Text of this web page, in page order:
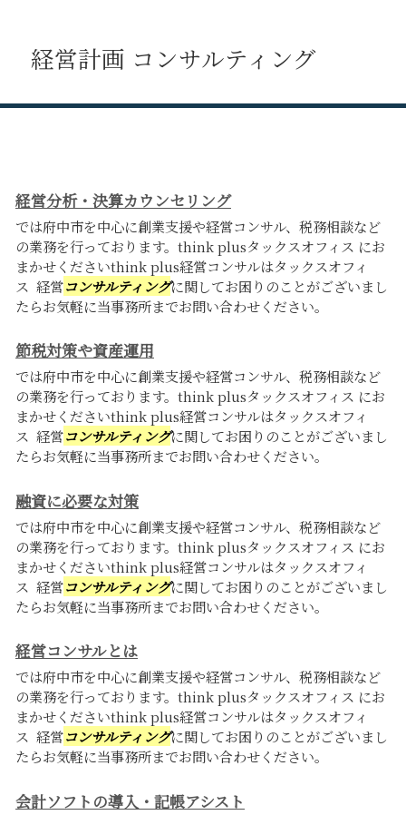
経営計画 コンサルティング
経営分析・決算カウンセリング
では府中市を中心に創業支援や経営コンサル、税務相談など
の業務を行っております。think plusタックスオフィス にお
まかせくださいthink plus経営コンサルはタックスオフィ
ス 経営コンサルティングに関してお困りのことがございまし
たらお気軽に当事務所までお問い合わせください。
節税対策や資産運用
では府中市を中心に創業支援や経営コンサル、税務相談など
の業務を行っております。think plusタックスオフィス にお
まかせくださいthink plus経営コンサルはタックスオフィ
ス 経営コンサルティングに関してお困りのことがございまし
たらお気軽に当事務所までお問い合わせください。
融資に必要な対策
では府中市を中心に創業支援や経営コンサル、税務相談など
の業務を行っております。think plusタックスオフィス にお
まかせくださいthink plus経営コンサルはタックスオフィ
ス 経営コンサルティングに関してお困りのことがございまし
たらお気軽に当事務所までお問い合わせください。
経営コンサルとは
では府中市を中心に創業支援や経営コンサル、税務相談など
の業務を行っております。think plusタックスオフィス にお
まかせくださいthink plus経営コンサルはタックスオフィ
ス 経営コンサルティングに関してお困りのことがございまし
たらお気軽に当事務所までお問い合わせください。
会計ソフトの導入・記帳アシスト